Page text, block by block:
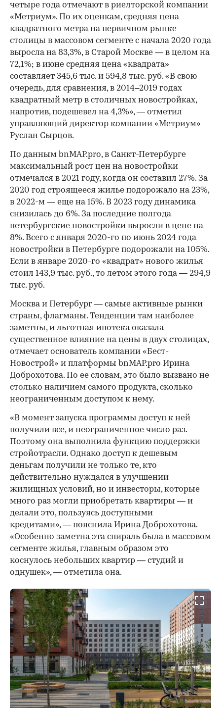
четыре года отмечают в риелторской компании
«Метриум». По их оценкам, средняя цена
квадратного метра на первичном рынке
столицы в массовом сегменте с начала 2020 года
выросла на 83,3%, в Старой Москве — в целом на
72,1%; в июне средняя цена «квадрата»
составляет 345,6 тыс. и 594,8 тыс. руб. «В свою
очередь, для сравнения, в 2014–2019 годах
квадратный метр в столичных новостройках,
напротив, подешевел на 4,3%», — отметил
управляющий директор компании «Метриум»
Руслан Сырцов.
По данным bnMAP.pro, в Санкт-Петербурге
максимальный рост цен на новостройки
отмечался в 2021 году, когда он составил 27%. За
2020 год строящееся жилье подорожало на 23%,
в 2022-м — еще на 15%. В 2023 году динамика
снизилась до 6%. За последние полгода
петербургские новостройки выросли в цене на
8%. Всего с января 2020-го по июнь 2024 года
новостройки в Петербурге подорожали на 105%.
Если в январе 2020-го «квадрат» нового жилья
стоил 143,9 тыс. руб., то летом этого года — 294,9
тыс. руб.
Москва и Петербург — самые активные рынки
страны, флагманы. Тенденции там наиболее
заметны, и льготная ипотека оказала
существенное влияние на цены в двух столицах,
отмечает основатель компании «Бест-
Новострой» и платформы bnMAP.pro Ирина
Доброхотова. По ее словам, это было вызвано не
столько наличием самого продукта, сколько
неограниченным доступом к нему.
«В момент запуска программы доступ к ней
получили все, и неограниченное число раз.
Поэтому она выполнила функцию поддержки
стройотрасли. Однако доступ к дешевым
деньгам получили не только те, кто
действительно нуждался в улучшении
жилищных условий, но и инвесторы, которые
много раз могли приобретать квартиры — и
делали это, пользуясь доступными
кредитами», — пояснила Ирина Доброхотова.
«Особенно заметна эта спираль была в массовом
сегменте жилья, главным образом это
коснулось небольших квартир — студий и
однушек», — отметила она.